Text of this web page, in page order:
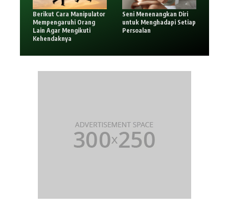
Berikut Cara Manipulator
Mempengaruhi Orang
Lain Agar Mengikuti
Kehendaknya
Seni Menenangkan Diri
untuk Menghadapi Setiap
Persoalan